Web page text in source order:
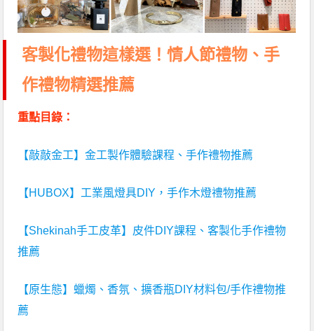
客製化禮物這樣選！情人節禮物、手
作禮物精選推薦
重點目錄：
【敲敲金工】金工製作體驗課程、手作禮物推薦
【HUBOX】工業風燈具DIY，手作木燈禮物推薦
【Shekinah手工皮革】皮件DIY課程、客製化手作禮物
推薦
【原生態】蠟燭、香氛、擴香瓶DIY材料包/手作禮物推
薦